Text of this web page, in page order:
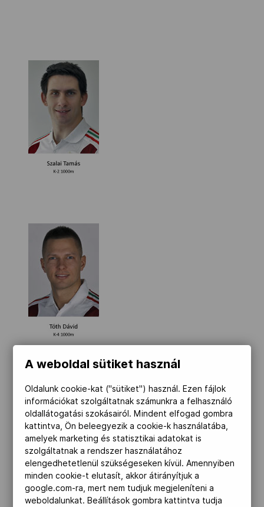
A weboldal sütiket használ
Oldalunk cookie-kat ("sütiket") használ. Ezen fájlok
információkat szolgáltatnak számunkra a felhasználó
oldallátogatási szokásairól. Mindent elfogad gombra
kattintva, Ön beleegyezik a cookie-k használatába,
amelyek marketing és statisztikai adatokat is
szolgáltatnak a rendszer használatához
elengedhetetlenül szükségeseken kívül. Amennyiben
minden cookie-t elutasít, akkor átirányítjuk a
google.com-ra, mert nem tudjuk megjeleníteni a
weboldalunkat. Beállítások gombra kattintva tudja